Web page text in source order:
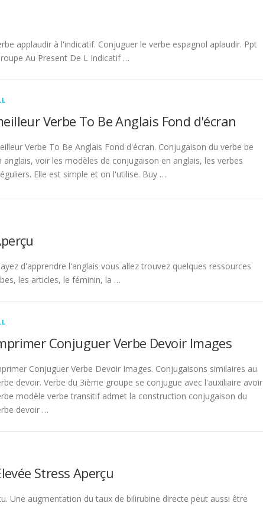
applaudir à l'indicatif. Conjuguer le verbe espagnol aplaudir. Ppt
Au Present De L Indicatif …
Verbe To Be Anglais Fond d'écran
Verbe To Be Anglais Fond d'écran. Conjugaison du verbe be
anglais, voir les modèles de conjugaison en anglais, les verbes
Elle est simple et on l'utilise. Buy …
d'apprendre l'anglais vous allez trouvez quelques ressources
les articles, le féminin, la …
Conjuguer Verbe Devoir Images
Conjuguer Verbe Devoir Images. Conjugaisons similaires au
devoir. Verbe du 3ième groupe se conjugue avec l'auxiliaire avoir
modèle verbe transitif admet la construction conjugaison du
devoir …
Stress Aperçu
Une augmentation du taux de bilirubine directe peut aussi être